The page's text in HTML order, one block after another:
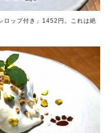
ロップ付き」1452円。これは絶